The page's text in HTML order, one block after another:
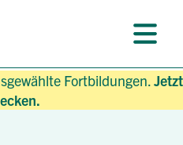
Fortbildungen.Jetzt